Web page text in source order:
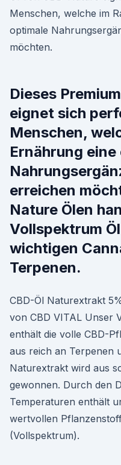
Menschen, welche im
optimale
möchten.
Dieses
eignet sich
Menschen,
Ernährung
erreichen
Nature Ölen
Vollspektrum
wichtigen
Terpenen.
CBD-Öl Naturextrakt
von CBD VITAL Unser
enthält die volle CBD-
aus reich an Terpenen
Naturextrakt wird aus
gewonnen. Durch den
Temperaturen enthält
wertvollen
(Vollspektrum).